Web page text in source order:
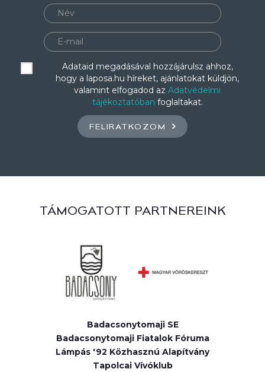
Adataid megadásával hozzájárulsz ahhoz,
hogy a laposa.hu híreket, ajánlatokat küldjön,
valamint elfogadod az Adatvédelmi
tájékoztatóban foglaltakat.
FELIRATKOZOM
TÁMOGATOTT PARTNEREINK
Badacsonytomaji SE
Badacsonytomaji Fiatalok Fóruma
Lámpás '92 Közhasznú Alapítvány
Tapolcai Vívóklub